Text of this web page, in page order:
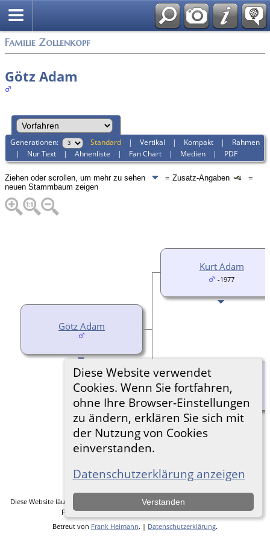
Familie Zollenkopf
Diese Website verwendet
Cookies. Wenn Sie fortfahren,
ohne Ihre Browser-Einstellungen
zu ändern, erklären Sie sich mit
der Nutzung von Cookies
einverstanden.
Datenschutzerklärung anzeigen
Verstanden
Götz Adam
Generationen: Standard |Vertikal | Kompakt | Rahmen
| Nur Text |Ahnenliste | Fan Chart | Medien | PDF
Ziehen oder scrollen, um mehr zu sehen = Zusatz-Angaben
=
neuen Stammbaum zeigen
Götz Adam
Kurt Adam
-1977
Liesel Borbiel
Zur Desktop-Webseite wechseln
Diese Website läuft mit The Next Generation of Genealogy Sitebuilding
programmiert von Darrin Lythgoe © 2001-2026.
Betreut von Frank Heimann. | Datenschutzerklärung.